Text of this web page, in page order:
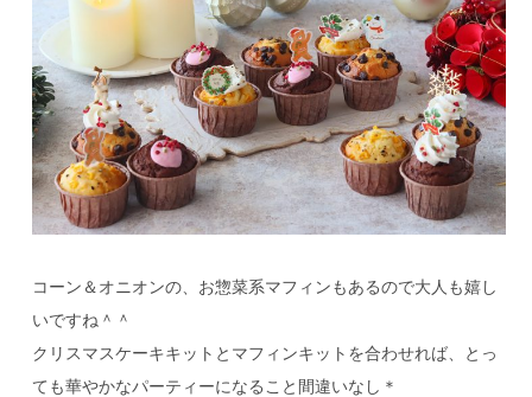
コーン＆オニオンの、お惣菜系マフィンもあるので大人も嬉し
いですね＾＾
クリスマスケーキキットとマフィンキットを合わせれば、とっ
ても華やかなパーティーになること間違いなし＊